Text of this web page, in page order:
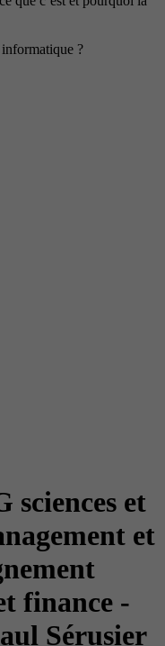
?
sciences et
et
finance -
Sérusier